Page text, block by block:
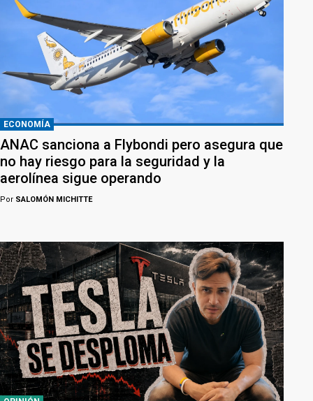
ECONOMÍA
ANAC sanciona a Flybondi pero asegura que
no hay riesgo para la seguridad y la
aerolínea sigue operando
Por SALOMÓN MICHITTE